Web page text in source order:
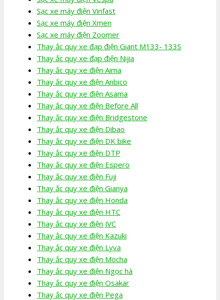
Sạc xe máy điện Vinfast
Sạc xe máy điện Xmen
Sạc xe máy điện Zoomer
Thay ắc quy xe đạp điện Giant M133- 133S
Thay ắc quy xe đạp điện Nijia
Thay ắc quy xe điện Aima
Thay ắc quy xe điện Anbico
Thay ắc quy xe điện Asama
Thay ắc quy xe điện Before All
Thay ắc quy xe điện Bridgestone
Thay ắc quy xe điện Dibao
Thay ắc quy xe điện DK bike
Thay ắc quy xe điện DTP
Thay ắc quy xe điện Espero
Thay ắc quy xe điện Fuji
Thay ắc quy xe điện Gianya
Thay ắc quy xe điện Honda
Thay ắc quy xe điện HTC
Thay ắc quy xe điện JVC
Thay ắc quy xe điện Kazuki
Thay ắc quy xe điện Lyva
Thay ắc quy xe điện Mocha
Thay ắc quy xe điện Ngọc hà
Thay ắc quy xe điện Osakar
Thay ắc quy xe điện Pega